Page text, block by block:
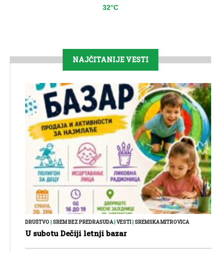
32°C
NAJČITANIJE VESTI
DRUŠTVO SREM BEZ PREDRASUDA| VESTI| SREMSKA MITROVICA
U subotu Dečiji letnji bazar